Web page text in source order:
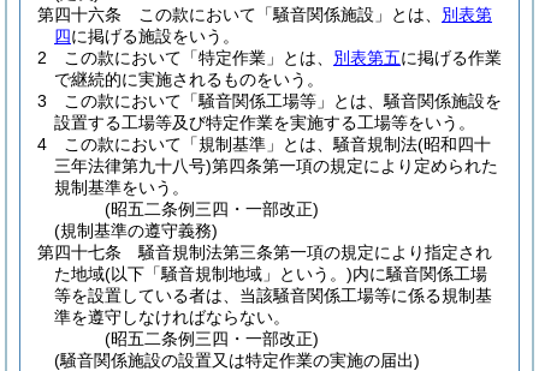
第四十六条
この款において「騒音関係施設」とは、 別表第
四に掲げる施設をいう。
2
この款において「特定作業」とは、 別表第五に掲げる作業
で継続的に実施されるものをいう。
3
この款において「騒音関係工場等」とは、騒音関係施設を
設置する工場等及び特定作業を実施する工場等をいう。
4
この款において「規制基準」とは、騒音規制法(昭和四十
三年法律第九十八号)第四条第一項の規定により定められた
規制基準をいう。
(昭五二条例三四・一部改正)
(規制基準の遵守義務)
第四十七条
騒音規制法第三条第一項の規定により指定され
た地域(以下「騒音規制地域」という。)内に騒音関係工場
等を設置している者は、当該騒音関係工場等に係る規制基
準を遵守しなければならない。
(昭五二条例三四・一部改正)
(騒音関係施設の設置又は特定作業の実施の届出)